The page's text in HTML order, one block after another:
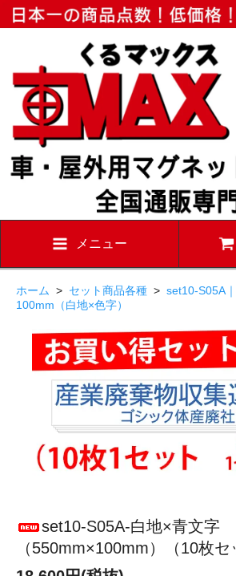
メニュー
ホーム > セット商品各種 > set10-S05A
100mm（白地×色字）
set10-S05A-白地×青文字
（550mm×100mm）（10枚セ